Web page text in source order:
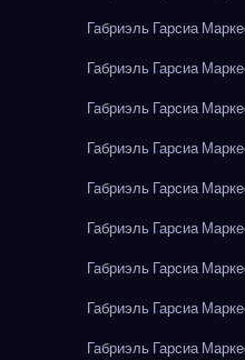
Габриэль Гарсиа
Габриэль Гарсиа
Габриэль Гарсиа
Габриэль Гарсиа
Габриэль Гарсиа
Габриэль Гарсиа
Габриэль Гарсиа
Габриэль Гарсиа
Габриэль Гарсиа